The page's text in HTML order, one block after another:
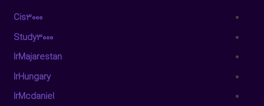
Cis3000
Study3000
IrMajarestan
IrHungary
IrMcdaniel